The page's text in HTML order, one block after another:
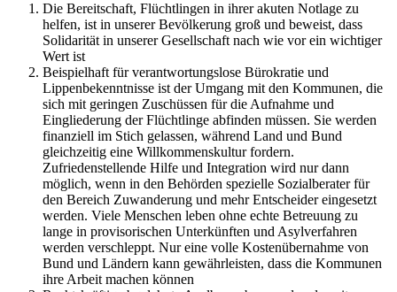
Die Bereitschaft, Flüchtlingen in ihrer akuten Notlage zu
helfen, ist in unserer Bevölkerung groß und beweist, dass
Solidarität in unserer Gesellschaft nach wie vor ein wichtiger
Wert ist
Beispielhaft für verantwortungslose Bürokratie und
Lippenbekenntnisse ist der Umgang mit den Kommunen, die
sich mit geringen Zuschüssen für die Aufnahme und
Eingliederung der Flüchtlinge abfinden müssen. Sie werden
finanziell im Stich gelassen, während Land und Bund
gleichzeitig eine Willkommenskultur fordern.
Zufriedenstellende Hilfe und Integration wird nur dann
möglich, wenn in den Behörden spezielle Sozialberater für
den Bereich Zuwanderung und mehr Entscheider eingesetzt
werden. Viele Menschen leben ohne echte Betreuung zu
lange in provisorischen Unterkünften und Asylverfahren
werden verschleppt. Nur eine volle Kostenübernahme von
Bund und Ländern kann gewährleisten, dass die Kommunen
ihre Arbeit machen können